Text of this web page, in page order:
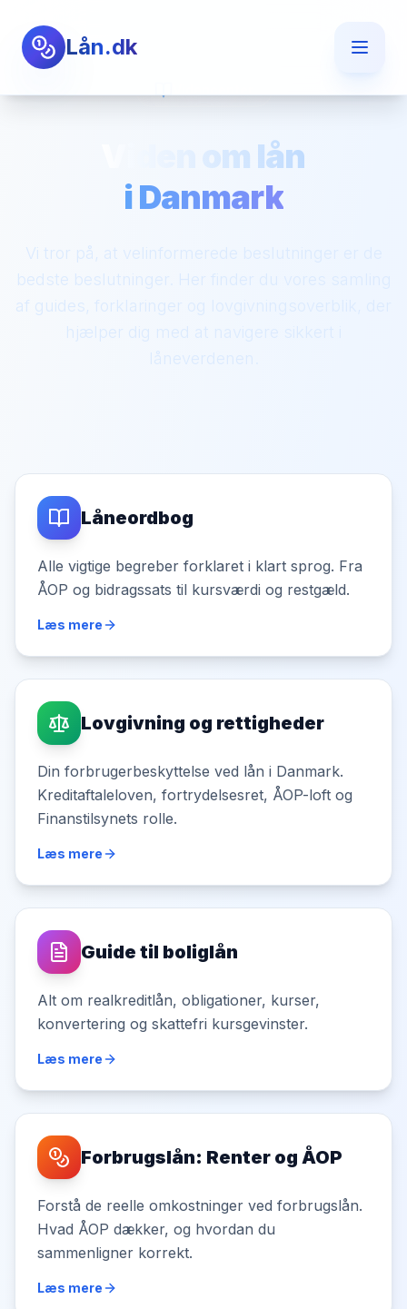
Lån.dk
Viden om lån
i Danmark
Vi tror på, at velinformerede beslutninger er de
bedste beslutninger. Her finder du vores samling
af guides, forklaringer og lovgivningsoverblik, der
hjælper dig med at navigere sikkert i
låneverdenen.
Låneordbog
Alle vigtige begreber forklaret i klart sprog. Fra
ÅOP og bidragssats til kursværdi og restgæld.
Læs mere
Lovgivning og rettigheder
Din forbrugerbeskyttelse ved lån i Danmark.
Kreditaftaleloven, fortrydelsesret, ÅOP-loft og
Finanstilsynets rolle.
Læs mere
Guide til boliglån
Alt om realkreditlån, obligationer, kurser,
konvertering og skattefri kursgevinster.
Læs mere
Forbrugslån: Renter og ÅOP
Forstå de reelle omkostninger ved forbrugslån.
Hvad ÅOP dækker, og hvordan du
sammenligner korrekt.
Læs mere